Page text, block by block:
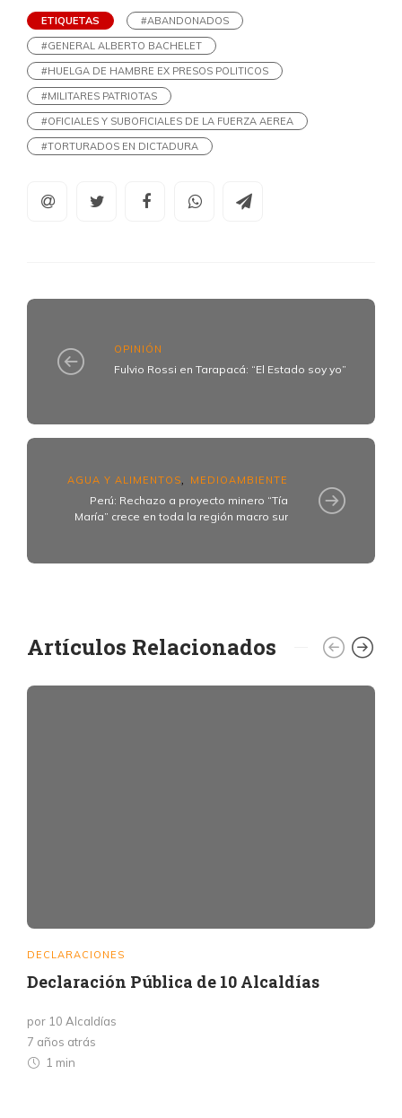
ETIQUETAS
#ABANDONADOS
#GENERAL ALBERTO BACHELET
#HUELGA DE HAMBRE EX PRESOS POLITICOS
#MILITARES PATRIOTAS
#OFICIALES Y SUBOFICIALES DE LA FUERZA AEREA
#TORTURADOS EN DICTADURA
OPINIÓN
Fulvio Rossi en Tarapacá: “El Estado soy yo”
AGUA Y ALIMENTOS MEDIOAMBIENTE
Perú: Rechazo a proyecto minero “Tía
María” crece en toda la región macro sur
Artículos Relacionados
DECLARACIONES
Declaración Pública de 10 Alcaldías
por 10 Alcaldías
7 años atrás
1 min